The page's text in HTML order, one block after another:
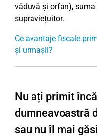
văduvă și orfan),
supraviețuitor.
Ce avantaje fiscale
și urmașii?
Nu ați primit
dumneavoastră
sau nu îl mai